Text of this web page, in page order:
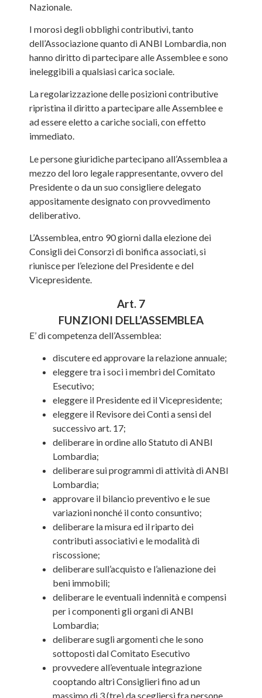
Nazionale.
I morosi degli obblighi contributivi, tanto
dell’Associazione quanto di ANBI Lombardia, non
hanno diritto di partecipare alle Assemblee e sono
ineleggibili a qualsiasi carica sociale.
La regolarizzazione delle posizioni contributive
ripristina il diritto a partecipare alle Assemblee e
ad essere eletto a cariche sociali, con effetto
immediato.
Le persone giuridiche partecipano all’Assemblea a
mezzo del loro legale rappresentante, ovvero del
Presidente o da un suo consigliere delegato
appositamente designato con provvedimento
deliberativo.
L’Assemblea, entro 90 giorni dalla elezione dei
Consigli dei Consorzi di bonifica associati, si
riunisce per l’elezione del Presidente e del
Vicepresidente.
Art. 7
FUNZIONI DELL’ASSEMBLEA
E’ di competenza dell’Assemblea:
discutere ed approvare la relazione annuale;
eleggere tra i soci i membri del Comitato
Esecutivo;
eleggere il Presidente ed il Vicepresidente;
eleggere il Revisore dei Conti a sensi del
successivo art. 17;
deliberare in ordine allo Statuto di ANBI
Lombardia;
deliberare sui programmi di attività di ANBI
Lombardia;
approvare il bilancio preventivo e le sue
variazioni nonché il conto consuntivo;
deliberare la misura ed il riparto dei
contributi associativi e le modalità di
riscossione;
deliberare sull’acquisto e l’alienazione dei
beni immobili;
deliberare le eventuali indennità e compensi
per i componenti gli organi di ANBI
Lombardia;
deliberare sugli argomenti che le sono
sottoposti dal Comitato Esecutivo
provvedere all’eventuale integrazione
cooptando altri Consiglieri fino ad un
massimo di 3 (tre) da scegliersi fra persone